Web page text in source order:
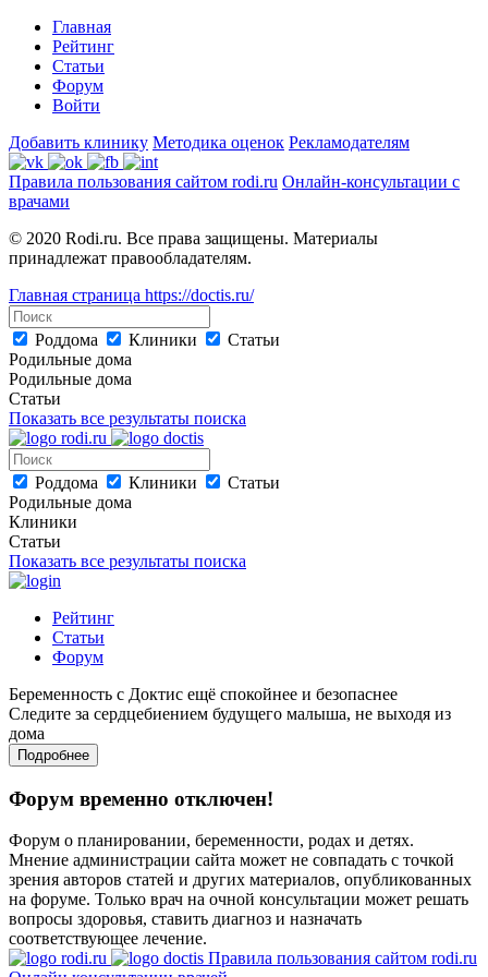
Главная
Рейтинг
Статьи
Форум
Войти
Добавить клинику Методика оценок Рекламодателям
Правила пользования сайтом rodi.ru Онлайн-консультации с
врачами
© 2020 Rodi.ru. Все права защищены. Материалы
принадлежат правообладателям.
Главная страница https://doctis.ru/
Роддома Клиники
Статьи
Родильные дома
Родильные дома
Статьи
Показать все результаты поиска
Роддома Клиники
Статьи
Родильные дома
Клиники
Статьи
Показать все результаты поиска
Рейтинг
Статьи
Форум
Беременность с Доктис ещё спокойнее и безопаснее
Следите за сердцебиением будущего малыша, не выходя из
дома
Подробнее
Форум временно отключен!
Форум о планировании, беременности, родах и детях.
Мнение администрации сайта может не совпадать с точкой
зрения авторов статей и других материалов, опубликованных
на форуме. Только врач на очной консультации может решать
вопросы здоровья, ставить диагноз и назначать
соответствующее лечение.
Правила пользования сайтом rodi.ru